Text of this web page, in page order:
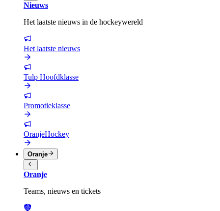
Nieuws
Het laatste nieuws in de hockeywereld
Het laatste nieuws
Tulp Hoofdklasse
Promotieklasse
OranjeHockey
Oranje
Oranje
Teams, nieuws en tickets